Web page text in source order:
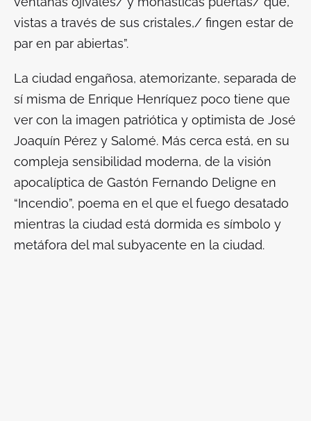
vistas a través de sus cristales,/ fingen estar de
par en par abiertas”.
La ciudad engañosa, atemorizante, separada de
sí misma de Enrique Henríquez poco tiene que
ver con la imagen patriótica y optimista de José
Joaquín Pérez y Salomé. Más cerca está, en su
compleja sensibilidad moderna, de la visión
apocalíptica de Gastón Fernando Deligne en
“Incendio”, poema en el que el fuego desatado
mientras la ciudad está dormida es símbolo y
metáfora del mal subyacente en la ciudad.